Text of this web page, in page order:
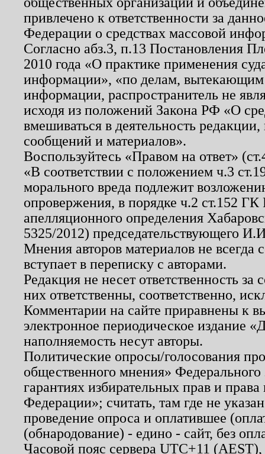
привлечено к ответственности за
Федерации о средствах массовой
Согласно абз.3, п.13 Постановления
2010 года «О практике применения
информации», «по делам, вытекающим
информации, распространитель не
исходя из положений Закона РФ «О
вмешиваться в деятельность
сообщений и материалов».
Воспользуйтесь «Правом на ответ»
«В соответствии с положением ч.3
морального вреда подлежит
опровержения, в порядке ч.2 ст.152
апелляционного определения
5325/2012) председательствующего
Мнения авторов материалов не
вступает в переписку с авторами.
Редакция не несет ответственность
них ответственны, соответственно,
Комментарии на сайте приравнены к
электронное периодическое издание
наполняемость несут авторы.
Политические опросы/голосования
общественного мнения»
гарантиях избирательных прав и
Федерации»; считать, там где не
проведение опроса и оплатившее
(обнародование) - едино - сайт, без
Часовой пояс сервера UTC+11